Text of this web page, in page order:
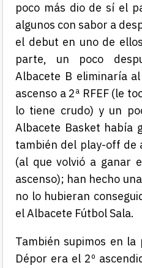
poco más dio de sí el
algunos con sabor a
el debut en uno de
parte, un poco
Albacete B eliminaría
ascenso a 2ª RFEF (le
lo tiene crudo) y un
Albacete Basket había
también del play-off de
(al que volvió a ganar
ascenso); han hecho
no lo hubieran
elAlbacete FútbolSala.
También supimos en la
Dépor era el 2º